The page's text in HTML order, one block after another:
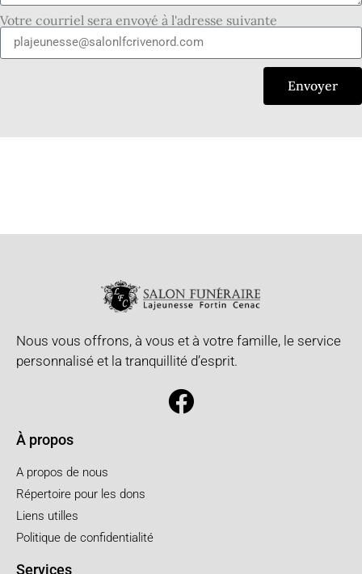
Votre courriel sera envoyé à l'adresse suivante
Envoyer
Nous vous offrons, à vous et à votre famille, le service
personnalisé et la tranquillité d’esprit.
À propos
A propos de nous
Répertoire pour les dons
Liens utilles
Politique de confidentialité
Services